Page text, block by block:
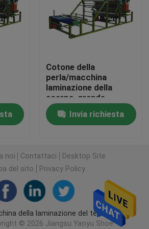
viaggio idraulica
della striscia del tessuto
del tessuto
automatica
dei
Cotone della
perla/macchina
laminazione della
scarpa, grande
macchina della
laminazione di Eva
Invia richiesta
noi Contattaci
Desktop Site
del sito
Privacy Policy
della laminazione del tessuto
© 2026 Jiangsu Yaoyu Shoe